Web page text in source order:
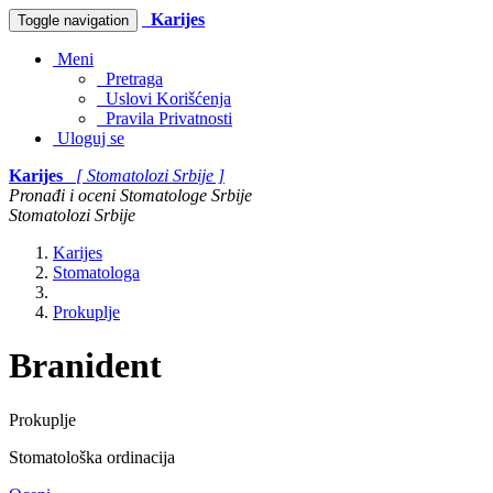
Toggle navigation Karijes
Meni
Pretraga
Uslovi Korišćenja
Pravila Privatnosti
Uloguj se
Karijes
[ Stomatolozi Srbije ]
Pronađi i oceni Stomatologe Srbije
Stomatolozi Srbije
Karijes
Stomatologa
Prokuplje
Branident
Prokuplje
Stomatološka ordinacija